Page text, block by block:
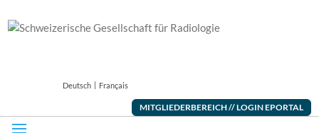
MITGLIEDERBEREICH // LOGIN EPORTAL
Deutsch Français